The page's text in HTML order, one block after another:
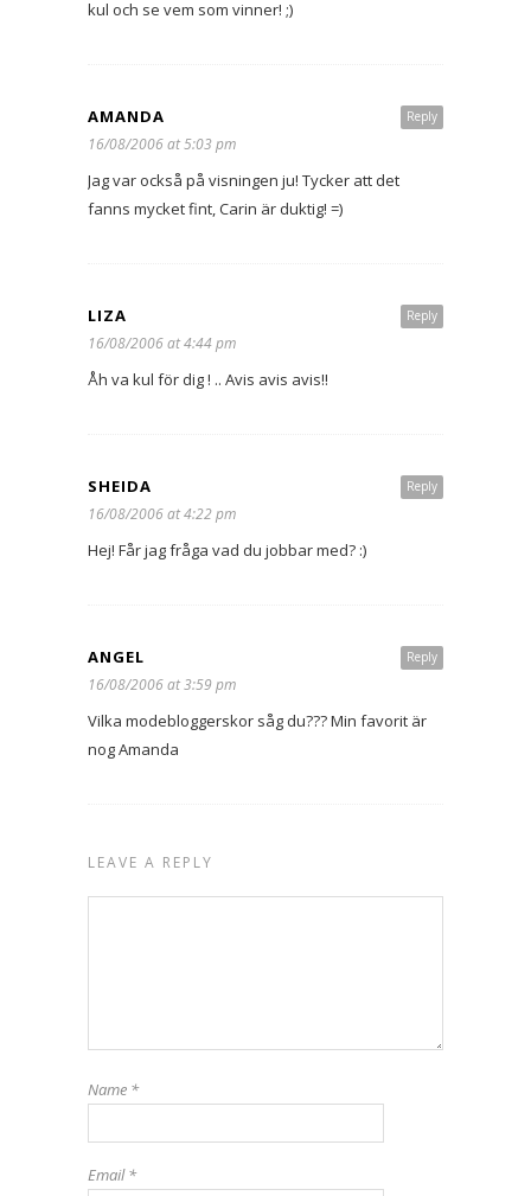
kul och se vem som vinner! ;)
Reply
AMANDA
16/08/2006 at 5:03 pm
Jag var också på visningen ju! Tycker att det
fanns mycket fint, Carin är duktig! =)
Reply
LIZA
16/08/2006 at 4:44 pm
Åh va kul för dig ! .. Avis avis avis!!
Reply
SHEIDA
16/08/2006 at 4:22 pm
Hej! Får jag fråga vad du jobbar med? :)
Reply
ANGEL
16/08/2006 at 3:59 pm
Vilka modebloggerskor såg du??? Min favorit är
nog Amanda
LEAVE A REPLY
Name *
Email*